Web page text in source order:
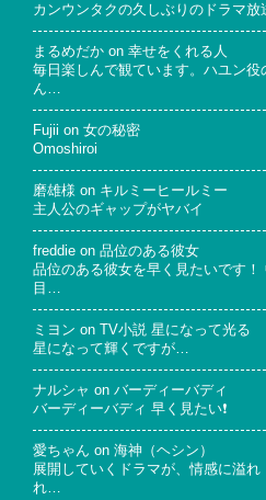
カンウンタクの久しぶりのドラマ放
まるめだか on 幸せをくれる人
毎日楽しんで観ています。ハユン
ん…
Fujii on 女の秘密
Omoshiroi
磨雄様 on キルミーヒールミー
主人公のギャップがヤバイ
freddie on 品位のある彼女
品位のある彼女を早く見たいです
目…
ミヨン on TV小説 星になって光る
星になって輝くですが…
ナルシャ on バーディーバディ
バーディーバディ 早く見たい❗
愛ちゃん on 海神（ヘシン）
展開していくドラマが、情感に溢
れ…